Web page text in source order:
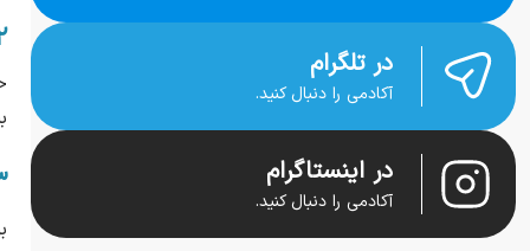
۲.
۳.
در تلگرام
آکادمی را دنبال کنید.
در اینستاگرام
آکادمی را دنبال کنید.